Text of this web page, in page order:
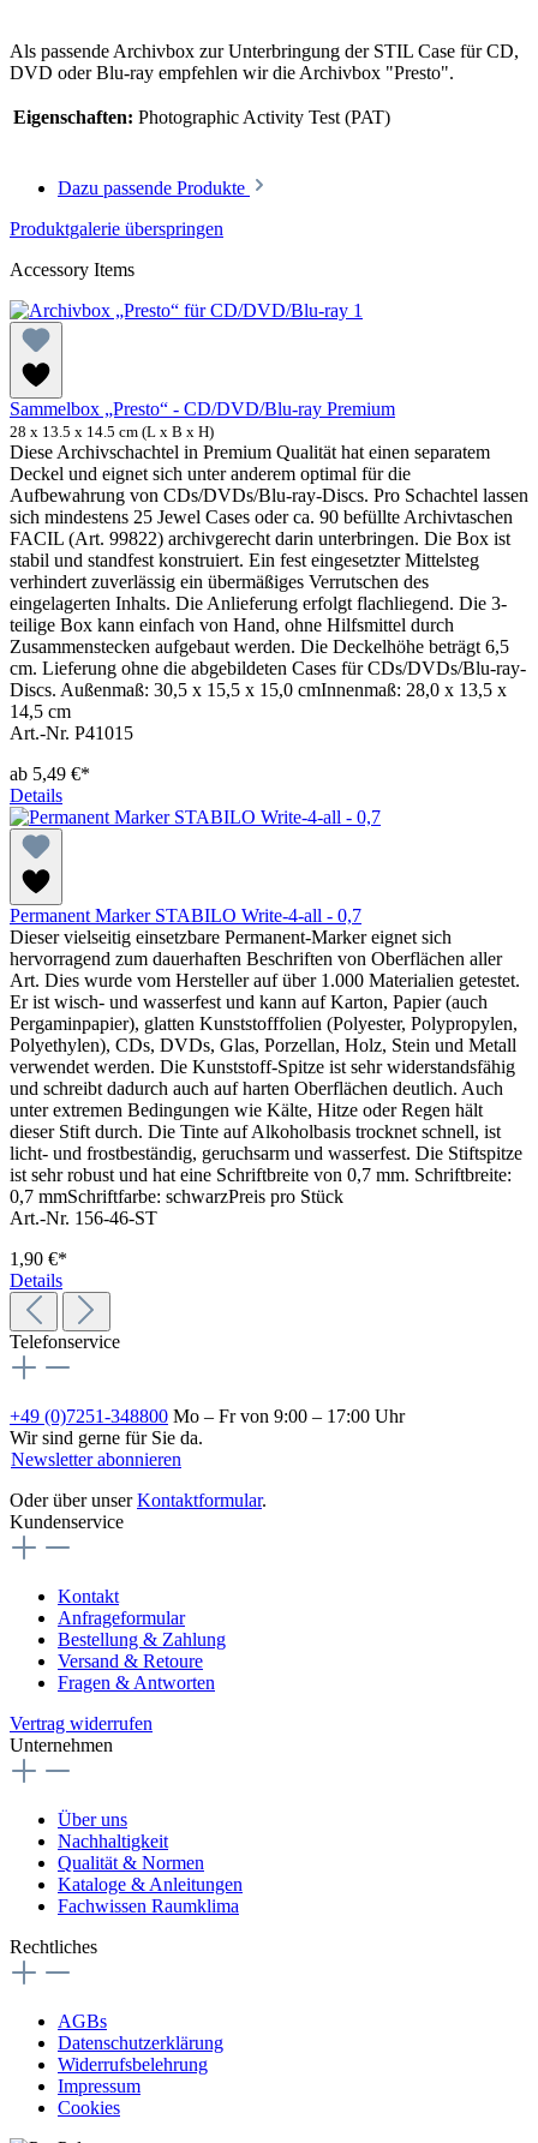
Als passende Archivbox zur Unterbringung der STIL Case für CD,
DVD oder Blu-ray empfehlen wir die Archivbox "Presto".
Eigenschaften: Photographic Activity Test (PAT)
Dazu passende Produkte
Produktgalerie überspringen
Accessory Items
Sammelbox „Presto“ - CD/DVD/Blu-ray Premium
28 x 13.5 x 14.5 cm (L x B x H)
Diese Archivschachtel in Premium Qualität hat einen separatem
Deckel und eignet sich unter anderem optimal für die
Aufbewahrung von CDs/DVDs/Blu-ray-Discs. Pro Schachtel lassen
sich mindestens 25 Jewel Cases oder ca. 90 befüllte Archivtaschen
FACIL (Art. 99822) archivgerecht darin unterbringen. Die Box ist
stabil und standfest konstruiert. Ein fest eingesetzter Mittelsteg
verhindert zuverlässig ein übermäßiges Verrutschen des
eingelagerten Inhalts. Die Anlieferung erfolgt flachliegend. Die 3-
teilige Box kann einfach von Hand, ohne Hilfsmittel durch
Zusammenstecken aufgebaut werden. Die Deckelhöhe beträgt 6,5
cm. Lieferung ohne die abgebildeten Cases für CDs/DVDs/Blu-ray-
Discs. Außenmaß: 30,5 x 15,5 x 15,0 cmInnenmaß: 28,0 x 13,5 x
14,5 cm
Art.-Nr. P41015
ab 5,49 €*
Details
Permanent Marker STABILO Write-4-all - 0,7
Dieser vielseitig einsetzbare Permanent-Marker eignet sich
hervorragend zum dauerhaften Beschriften von Oberflächen aller
Art. Dies wurde vom Hersteller auf über 1.000 Materialien getestet.
Er ist wisch- und wasserfest und kann auf Karton, Papier (auch
Pergaminpapier), glatten Kunststofffolien (Polyester, Polypropylen,
Polyethylen), CDs, DVDs, Glas, Porzellan, Holz, Stein und Metall
verwendet werden. Die Kunststoff-Spitze ist sehr widerstandsfähig
und schreibt dadurch auch auf harten Oberflächen deutlich. Auch
unter extremen Bedingungen wie Kälte, Hitze oder Regen hält
dieser Stift durch. Die Tinte auf Alkoholbasis trocknet schnell, ist
licht- und frostbeständig, geruchsarm und wasserfest. Die Stiftspitze
ist sehr robust und hat eine Schriftbreite von 0,7 mm. Schriftbreite:
0,7 mmSchriftfarbe: schwarzPreis pro Stück
Art.-Nr. 156-46-ST
1,90 €*
Details
Telefonservice
+49 (0)7251-348800 Mo – Fr von 9:00 – 17:00 Uhr
Wir sind gerne für Sie da.
Newsletter abonnieren
Oder über unserKontaktformular.
Kundenservice
Kontakt
Anfrageformular
Bestellung & Zahlung
Versand & Retoure
Fragen & Antworten
Vertrag widerrufen
Unternehmen
Über uns
Nachhaltigkeit
Qualität & Normen
Kataloge & Anleitungen
Fachwissen Raumklima
Rechtliches
AGBs
Datenschutzerklärung
Widerrufsbelehrung
Impressum
Cookies